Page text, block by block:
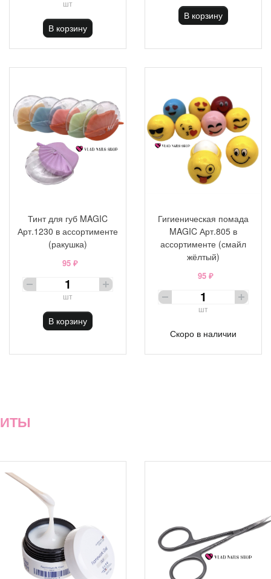
шт
В корзину
В корзину
Тинт для губ MAGIC
Арт.1230 в ассортименте
(ракушка)
95 ₽
шт
В корзину
Гигиеническая помада
MAGIC Арт.805 в
ассортименте (смайл
жёлтый)
95 ₽
шт
Скоро в наличии